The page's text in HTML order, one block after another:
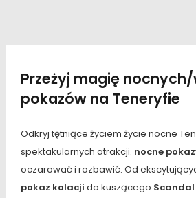
Przeżyj magię
pokazów na Teneryfie
Odkryj tętniące życiem życie nocne
spektakularnych atrakcji. nocne
oczarować i rozbawić. Od
pokaz kolacji do kuszącego Scandal